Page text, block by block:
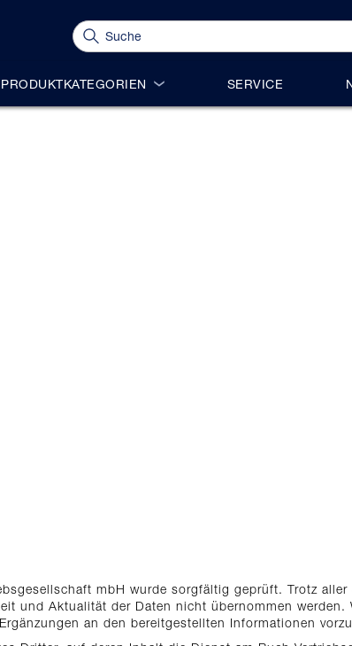
PRODUKTKATEGORIEN SERVICE
mbH wurde sorgfältig geprüft. Trotz
und Aktualität der Daten nicht übernommen werden.
an den bereitgestellten Informationen